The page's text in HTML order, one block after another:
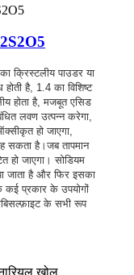
क्रिस्टलीय पाउडर या
है, 1.4 का विशिष्ट
होता है, मजबूत एसिड
लवण उत्पन्न करेगा,
हो जाएगा,
सकता है।जब तापमान
हो जाएगा। सोडियम
जाता है और फिर इसका
कई प्रकार के उपयोगों
के सभी रूप